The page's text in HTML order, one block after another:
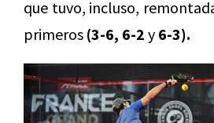
que tuvo, incluso,
primeros (3-6, 6-2 y 6-3).